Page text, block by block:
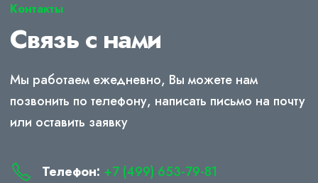
Контакты
Связь с нами
Мы работаем ежедневно, Вы можете нам
позвонить по телефону, написать письмо на почту
или оставить заявку
Телефон: +7 (499) 653-79-81